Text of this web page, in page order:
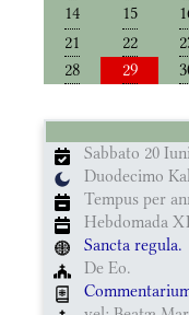
14
15
21
22
28
29
Sabbato 20
Duodecimo
Tempus per
Hebdomada
Sancta regula.
De Eo.